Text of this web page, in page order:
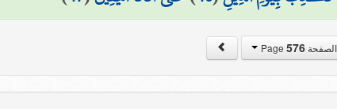
الصفحة Page576